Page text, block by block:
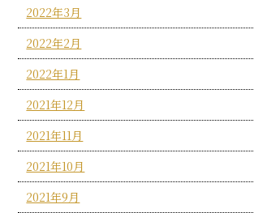
2022年3月
2022年2月
2022年1月
2021年12月
2021年11月
2021年10月
2021年9月